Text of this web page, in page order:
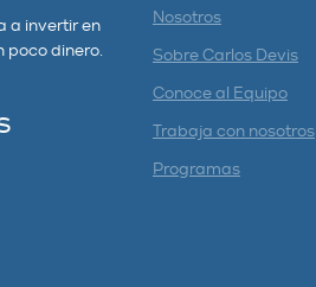
a invertir en
poco dinero.
Nosotros
Sobre Carlos Devis
Conoce al Equipo
Trabaja con nosotros
Programas